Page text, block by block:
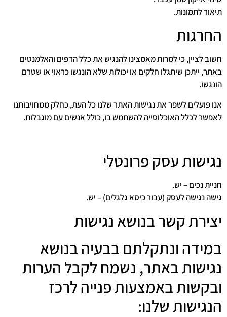
תיאור לתמונות.
החרגות
חשוב לציין, כי למרות מאמצינו להנגיש את כלל הדפים והאלמנטים
באתר, ייתכן שיתגלו חלקים או יכולות שלא הונגשו כראוי או שטרם
הונגשו.
אנו פועלים לשפר את נגישות האתר שלנו כל העת, כחלק ממחויבותנו
לאפשר לכלל האוכלוסייה להשתמש בו, כולל אנשים עם מוגבלות.
נגישות עסק פרונטלי
חניית נכים – יש.
גישה נגישה לעסק (עבור כיסא גלגלים) – יש.
יצירת קשר בנושא נגישות
במידה ונתקלתם בבעיה בנושא
נגישות באתר, נשמח לקבל הערות
ובקשות באמצעות פנייה לרכז
הנגישות שלנו: